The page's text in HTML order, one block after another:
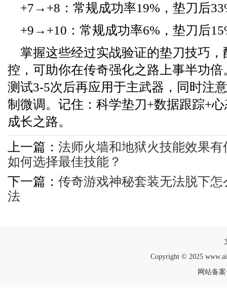
+7→+8：常规成功率19%，垫刀后
+9→+10：常规成功率6%，垫刀后
掌握这些经过实战验证的垫刀技巧
控，可助你在传奇强化之路上事半功
测试3-5次后再应用于主武器，同时注
制微调。记住：科学垫刀+数据跟踪+
成长之路。
上一篇： 法师火墙和地狱火技能效果
如何选择最佳技能？
下一篇： 传奇游戏神秘套装无法脱下
法
Copyright © 2025
网站备